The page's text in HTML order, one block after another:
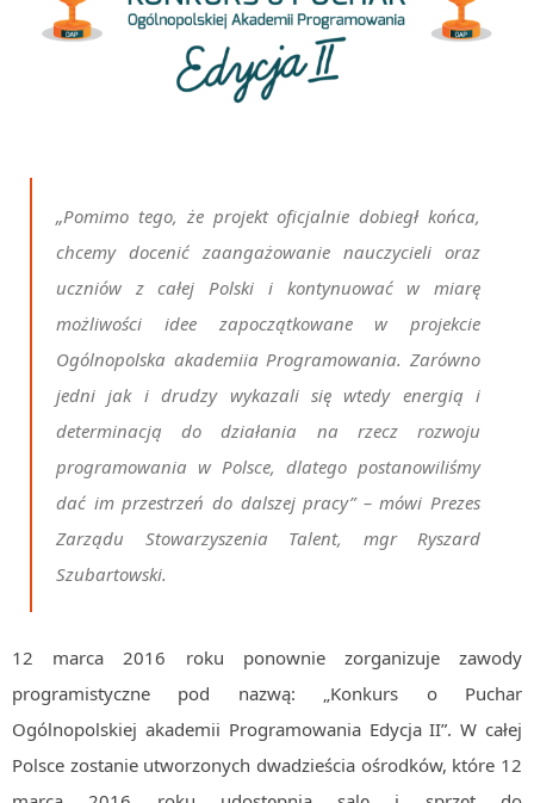
„Pomimo tego, że projekt oficjalnie dobiegł końca,
chcemy docenić zaangażowanie nauczycieli oraz
uczniów z całej Polski i kontynuować w miarę
możliwości idee zapoczątkowane w projekcie
Ogólnopolska akademiia Programowania. Zarówno
jedni jak i drudzy wykazali się wtedy energią i
determinacją do działania na rzecz rozwoju
programowania w Polsce, dlatego postanowiliśmy
dać im przestrzeń do dalszej pracy” – mówi Prezes
Zarządu Stowarzyszenia Talent, mgr Ryszard
Szubartowski.
12 marca 2016 roku ponownie zorganizuje zawody
programistyczne pod nazwą: „Konkurs o Puchar
Ogólnopolskiej akademii Programowania Edycja II”. W całej
Polsce zostanie utworzonych dwadzieścia ośrodków, które 12